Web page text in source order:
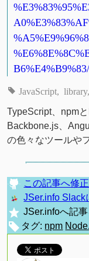
JavaScript library
TypeScript、npm
Backbone.js、
の色々なツールや
この記事へ修
JSer.info Slack
JSer.infoへ記
タグ: npm